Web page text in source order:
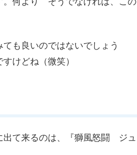
も良いのではないでしょう
けどね（微笑）
出て来るのは、『獅風怒闘 ジュ